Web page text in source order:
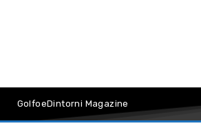
GolfoeDintorni Magazine